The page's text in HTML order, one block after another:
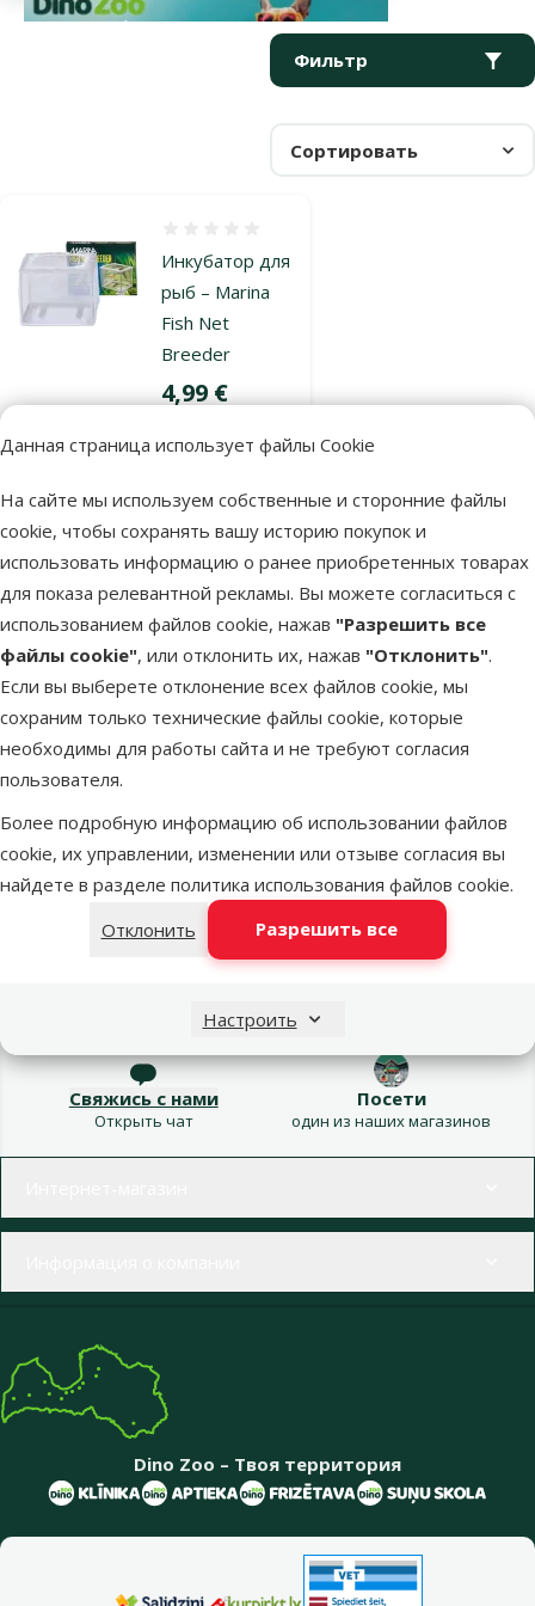
Данная страница использует файлы Cookie
На сайте мы используем собственные и сторонние файлы
cookie, чтобы сохранять вашу историю покупок и
использовать информацию о ранее приобретенных товарах
для показа релевантной рекламы. Вы можете согласиться с
использованием файлов cookie, нажав "Разрешить все
файлы cookie", или отклонить их, нажав "Отклонить".
Если вы выберете отклонение всех файлов cookie, мы
сохраним только технические файлы cookie, которые
необходимы для работы сайта и не требуют согласия
пользователя.
Более подробную информацию об использовании файлов
cookie, их управлении, изменении или отзыве согласия вы
найдете в разделе политика использования файлов cookie.
Отклонить
Разрешить все
Настроить
Фильтр
Сортировать
Продукты в категории Отдельные аквариумы
Инкубатор для
рыб – Marina
Fish Net
Breeder
Цена
4,99 €
Террариум –
SAVIC Fauna
Box, 6 л, 27 x
17 x 18 см
Оценка 0%
Цена
12,99 €
eveikals@dinozoo.lv
Свяжись с нами
Открыть чат
Посети
один из наших магазинов
Dino Zoo – Твоя территория